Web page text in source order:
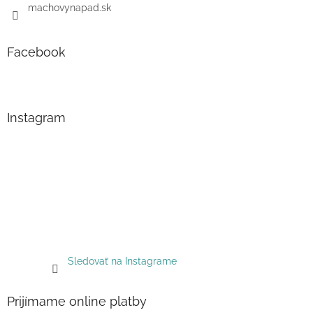
machovynapad.sk
Facebook
Instagram
Sledovať na Instagrame
Prijímame online platby